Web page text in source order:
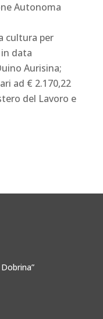
Autonoma
cultura per
in data
Aurisina;
ad € 2.170,22
del Lavoro e